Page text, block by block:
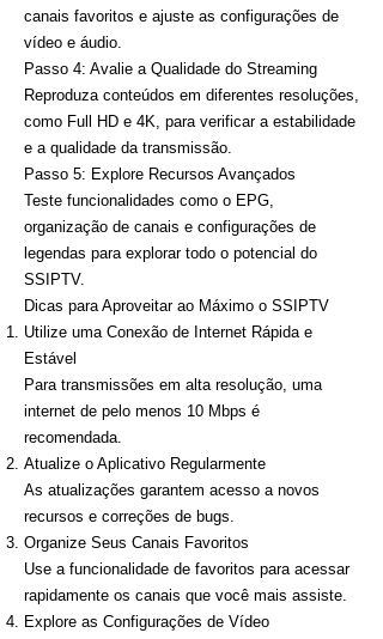
canais favoritos e ajuste as configurações de
vídeo e áudio.
Passo 4: Avalie a Qualidade do Streaming
Reproduza conteúdos em diferentes resoluções,
como Full HD e 4K, para verificar a estabilidade
e a qualidade da transmissão.
Passo 5: Explore Recursos Avançados
Teste funcionalidades como o EPG,
organização de canais e configurações de
legendas para explorar todo o potencial do
SSIPTV.
Dicas para Aproveitar ao Máximo o SSIPTV
Utilize uma Conexão de Internet Rápida e
Estável
Para transmissões em alta resolução, uma
internet de pelo menos 10 Mbps é
recomendada.
Atualize o Aplicativo Regularmente
As atualizações garantem acesso a novos
recursos e correções de bugs.
Organize Seus Canais Favoritos
Use a funcionalidade de favoritos para acessar
rapidamente os canais que você mais assiste.
Explore as Configurações de Vídeo